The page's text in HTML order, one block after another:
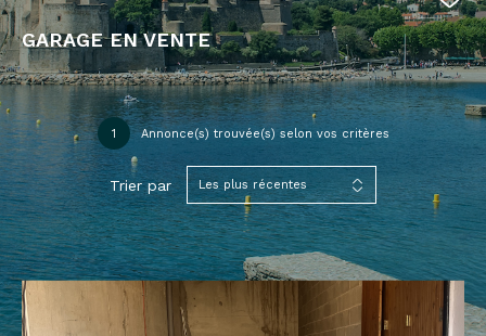
GARAGE EN VENTE
1 Annonce(s) trouvée(s) selon vos critères
Trier par Les plus récentes